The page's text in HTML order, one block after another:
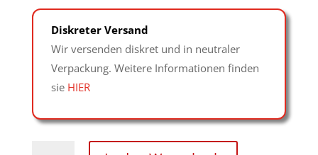
Diskreter Versand
Wir versenden diskret und in neutraler
Verpackung. Weitere Informationen finden
sie HIER